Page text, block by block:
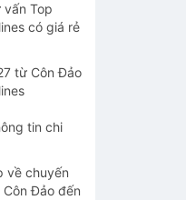
vấn Top
có giá rẻ
từ Côn Đảo
tin chi
về chuyến
Đảo đến